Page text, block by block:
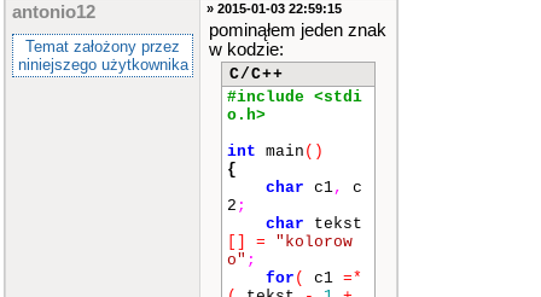
antonio12
Temat założony przez
niniejszego użytkownika
» 2015-01-03 22:59:15
pominąłem jeden znak
w kodzie:
C/C++
#include <stdi
o.h>
int main ()
{
char c1,
c
2 ;
char tekst
=
"kolorow
o" ;
for ( c1 =*